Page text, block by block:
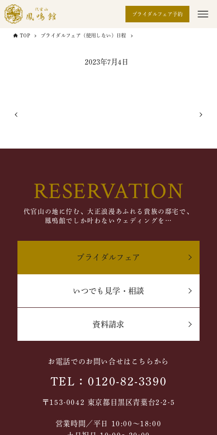
ブライダルフェア予約
TOP ブライダルフェア（使用しない）日程
2023年7月4日
RESERVATION
代官山の地に佇む、大正浪漫あふれる貴族の邸宅で、
鳳鳴館でしか叶わないウェディングを…
ブライダルフェア
いつでも見学・相談
資料請求
お電話でのお問い合せはこちらから
TEL：0120-82-3390
〒153-0042 東京都目黒区青葉台2-2-5
営業時間／平日 10:00～18:00